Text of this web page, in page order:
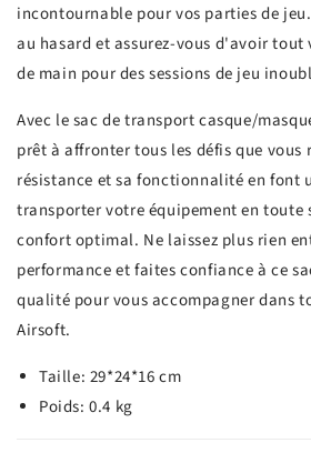
incontournable pour vos parties de
au hasard et assurez-vous d'avoir
de main pour des sessions de jeu
Avec le sac de transport casque/
prêt à affronter tous les défis que vous
résistance et sa fonctionnalité en font
transporter votre équipement en toute
confort optimal. Ne laissez plus rien
performance et faites confiance à ce
qualité pour vous accompagner dans
Airsoft.
Taille: 29*24*16 cm
Poids: 0.4 kg